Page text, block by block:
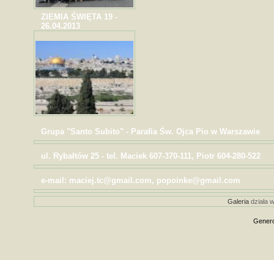
ZIEMIA ŚWIĘTA 19 -
26.04.2013
Grupa "Santo Subito" - Parafia Św. Ojca Pio w Warszawie
ul. Rybałtów 25 - tel. Maciek 607-370-111, Piotr 604-280-522
e-mail: maciej.tc@gmail.com, popoinke@gmail.com
Galeriadziała